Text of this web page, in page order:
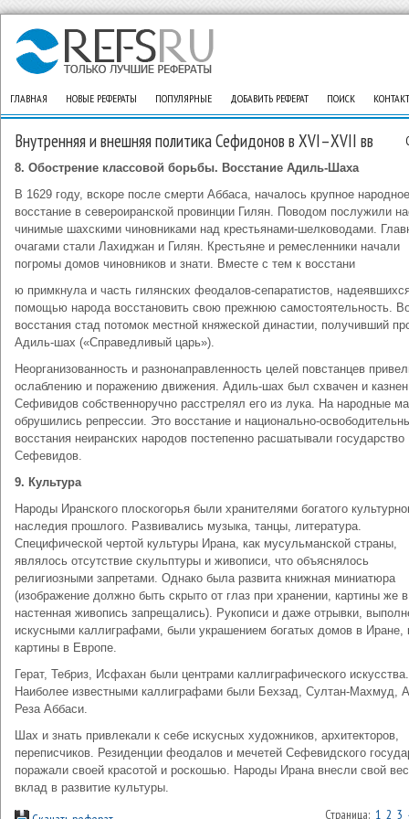
ГЛАВНАЯ НОВЫЕ РЕФЕРАТЫ ПОПУЛЯРНЫЕ ДОБАВИТЬ РЕФЕРАТ ПОИСК
Внутренняя и внешняя политика Сефидонов в XVI–XVII вв
8. Обострение классовой борьбы. Восстание Адиль-Шаха
В 1629 году, вскоре после смерти Аббаса, началось крупное народное
восстание в североиранской провинции Гилян. Поводом послужили
чинимые шахскими чиновниками над крестьянами-шелководами.
очагами стали Лахиджан и Гилян. Крестьяне и ремесленники начали
погромы домов чиновников и знати. Вместе с тем к восстани
ю примкнула и часть гилянских феодалов-сепаратистов,
помощью народа восстановить свою прежнюю самостоятельность.
восстания стад потомок местной княжеской династии, получивший
Адиль-шах («Справедливый царь»).
Неорганизованность и разнонаправленность целей повстанцев
ослаблению и поражению движения. Адиль-шах был схвачен и
Сефивидов собственноручно расстрелял его из лука. На народные
обрушились репрессии. Это восстание и национально-
восстания неиранских народов постепенно расшатывали государство
Сефевидов.
9. Культура
Народы Иранского плоскогорья были хранителями богатого
наследия прошлого. Развивались музыка, танцы, литература.
Специфической чертой культуры Ирана, как мусульманской страны,
являлось отсутствие скульптуры и живописи, что объяснялось
религиозными запретами. Однако была развита книжная миниатюра
(изображение должно быть скрыто от глаз при хранении, картины же в
настенная живопись запрещались). Рукописи и даже отрывки,
искусными каллиграфами, были украшением богатых домов в Иране,
картины в Европе.
Герат, Тебриз, Исфахан были центрами каллиграфического искусства.
Наиболее известными каллиграфами были Бехзад, Султан-Махмуд,
Реза Аббаси.
Шах и знать привлекали к себе искусных художников, архитекторов,
переписчиков. Резиденции феодалов и мечетей Сефевидского
поражали своей красотой и роскошью. Народы Ирана внесли свой
вклад в развитие культуры.
Страница: 1 2 3